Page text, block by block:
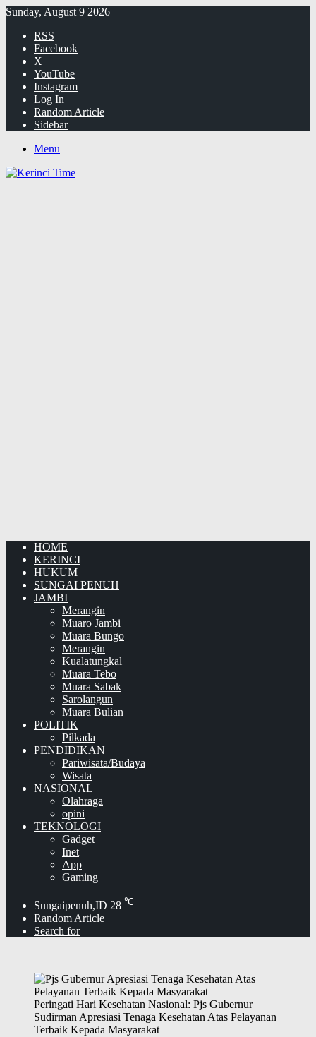
Sunday, August 9 2026
RSS
Facebook
X
YouTube
Instagram
Log In
Random Article
Sidebar
Menu
HOME
KERINCI
HUKUM
SUNGAI PENUH
JAMBI
Merangin
Muaro Jambi
Muara Bungo
Merangin
Kualatungkal
Muara Tebo
Muara Sabak
Sarolangun
Muara Bulian
POLITIK
Pilkada
PENDIDIKAN
Pariwisata/Budaya
Wisata
NASIONAL
Olahraga
opini
TEKNOLOGI
Gadget
Inet
App
Gaming
Sungaipenuh,ID 28 ℃
Random Article
Search for
Peringati Hari Kesehatan Nasional: Pjs Gubernur
Sudirman Apresiasi Tenaga Kesehatan Atas Pelayanan
Terbaik Kepada Masyarakat